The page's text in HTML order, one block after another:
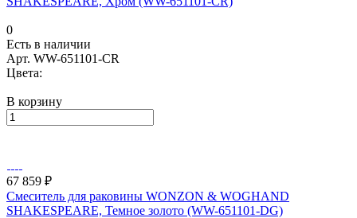
0
Есть в наличии
Арт. WW-651101-CR
Цвета:
В корзину
67 859 ₽
Смеситель для раковины WONZON & WOGHAND
SHAKESPEARE, Темное золото (WW-651101-DG)